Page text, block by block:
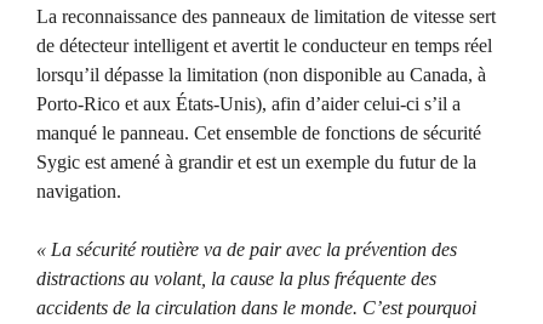
La reconnaissance des panneaux de limitation de vitesse sert
de détecteur intelligent et avertit le conducteur en temps réel
lorsqu’il dépasse la limitation (non disponible au Canada, à
Porto-Rico et aux États-Unis), afin d’aider celui-ci s’il a
manqué le panneau. Cet ensemble de fonctions de sécurité
Sygic est amené à grandir et est un exemple du futur de la
navigation.
« La sécurité routière va de pair avec la prévention des
distractions au volant, la cause la plus fréquente des
accidents de la circulation dans le monde. C’est pourquoi